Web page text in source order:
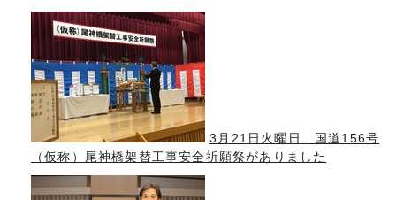
3月21日火曜日 国道156号
（仮称）尾神橋架替工事安全祈願祭がありました